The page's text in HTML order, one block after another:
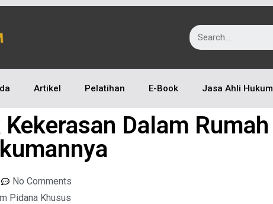
Artikel Pelatihan E-Book Jasa Ahli Hukum
Dalam Rumah
No Comments
Pidana Khusus